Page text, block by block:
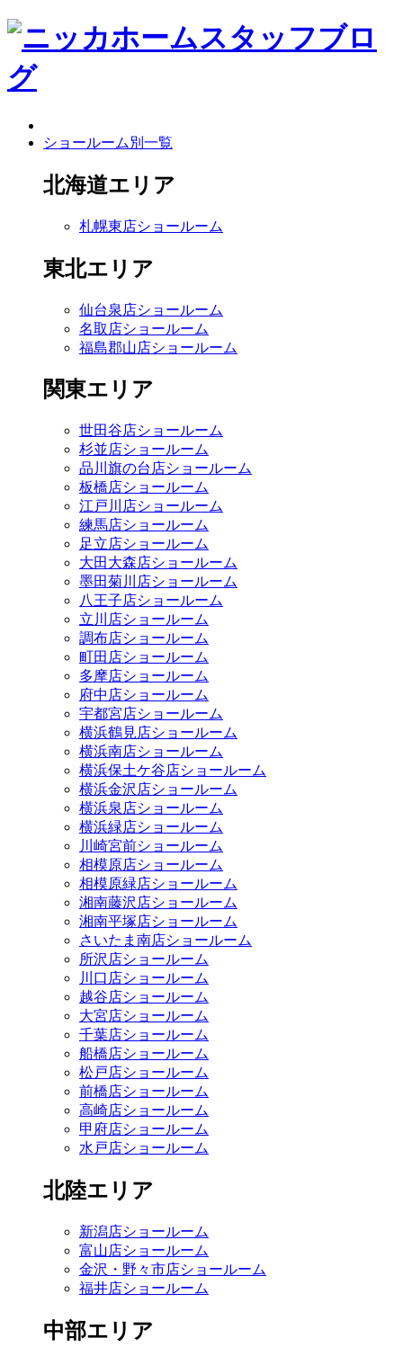
ショールーム別一覧
北海道エリア
札幌東店ショールーム
東北エリア
仙台泉店ショールーム
名取店ショールーム
福島郡山店ショールーム
関東エリア
世田谷店ショールーム
杉並店ショールーム
品川旗の台店ショールーム
板橋店ショールーム
江戸川店ショールーム
練馬店ショールーム
足立店ショールーム
大田大森店ショールーム
墨田菊川店ショールーム
八王子店ショールーム
立川店ショールーム
調布店ショールーム
町田店ショールーム
多摩店ショールーム
府中店ショールーム
宇都宮店ショールーム
横浜鶴見店ショールーム
横浜南店ショールーム
横浜保土ケ谷店ショールーム
横浜金沢店ショールーム
横浜泉店ショールーム
横浜緑店ショールーム
川崎宮前ショールーム
相模原店ショールーム
相模原緑店ショールーム
湘南藤沢店ショールーム
湘南平塚店ショールーム
さいたま南店ショールーム
所沢店ショールーム
川口店ショールーム
越谷店ショールーム
大宮店ショールーム
千葉店ショールーム
船橋店ショールーム
松戸店ショールーム
前橋店ショールーム
高崎店ショールーム
甲府店ショールーム
水戸店ショールーム
北陸エリア
新潟店ショールーム
富山店ショールーム
金沢・野々市店ショールーム
福井店ショールーム
中部エリア